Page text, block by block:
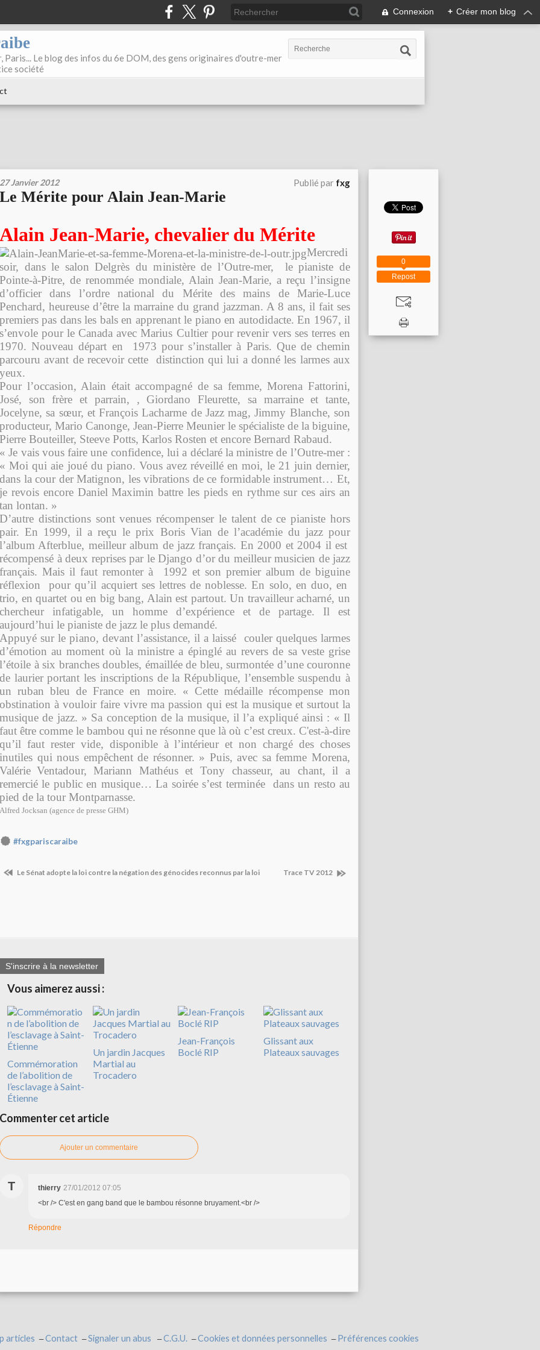
Connexion + Créer mon blog
Paris... Le blog des infos du 6e DOM, des gens originaires d'outre-mer
société
27 Janvier 2012 Publié par fxg
Le Mérite pour Alain Jean-Marie
Alain Jean-Marie, chevalier du Mérite
Mercredi
soir, dans le salon Delgrès du ministère de l’Outre-mer, le pianiste de
Pointe-à-Pitre, de renommée mondiale, Alain Jean-Marie, a reçu l’insigne
d’officier dans l’ordre national du Mérite des mains de Marie-Luce
Penchard, heureuse d’être la marraine du grand jazzman. A 8 ans, il fait ses
premiers pas dans les bals en apprenant le piano en autodidacte. En 1967, il
s’envole pour le Canada avec Marius Cultier pour revenir vers ses terres en
1970. Nouveau départ en 1973 pour s’installer à Paris. Que de chemin
parcouru avant de recevoir cette distinction qui lui a donné les larmes aux
yeux.
Pour l’occasion, Alain était accompagné de sa femme, Morena Fattorini,
José, son frère et parrain, , Giordano Fleurette, sa marraine et tante,
Jocelyne, sa sœur, et François Lacharme de Jazz mag, Jimmy Blanche, son
producteur, Mario Canonge, Jean-Pierre Meunier le spécialiste de la biguine,
Pierre Bouteiller, Steeve Potts, Karlos Rosten et encore Bernard Rabaud.
« Je vais vous faire une confidence, lui a déclaré la ministre de l’Outre-mer :
« Moi qui aie joué du piano. Vous avez réveillé en moi, le 21 juin dernier,
dans la cour der Matignon, les vibrations de ce formidable instrument… Et,
je revois encore Daniel Maximin battre les pieds en rythme sur ces airs an
tan lontan. »
D’autre distinctions sont venues récompenser le talent de ce pianiste hors
pair. En 1999, il a reçu le prix Boris Vian de l’académie du jazz pour
l’album Afterblue, meilleur album de jazz français. En 2000 et 2004 il est
récompensé à deux reprises par le Django d’or du meilleur musicien de jazz
français. Mais il faut remonter à 1992 et son premier album de biguine
réflexion pour qu’il acquiert ses lettres de noblesse. En solo, en duo, en
trio, en quartet ou en big bang, Alain est partout. Un travailleur acharné, un
chercheur infatigable, un homme d’expérience et de partage. Il est
aujourd’hui le pianiste de jazz le plus demandé.
Appuyé sur le piano, devant l’assistance, il a laissé couler quelques larmes
d’émotion au moment où la ministre a épinglé au revers de sa veste grise
l’étoile à six branches doubles, émaillée de bleu, surmontée d’une couronne
de laurier portant les inscriptions de la République, l’ensemble suspendu à
un ruban bleu de France en moire. « Cette médaille récompense mon
obstination à vouloir faire vivre ma passion qui est la musique et surtout la
musique de jazz. » Sa conception de la musique, il l’a expliqué ainsi : « Il
faut être comme le bambou qui ne résonne que là où c’est creux. C'est-à-dire
qu’il faut rester vide, disponible à l’intérieur et non chargé des choses
inutiles qui nous empêchent de résonner. » Puis, avec sa femme Morena,
Valérie Ventadour, Mariann Mathéus et Tony chasseur, au chant, il a
remercié le public en musique… La soirée s’est terminée dans un resto au
pied de la tour Montparnasse.
Alfred Jocksan (agence de presse GHM)
#fxgpariscaraibe
Le Sénat adopte la loi contre la négation des génocides reconnus par la loi Trace TV 2012
S'inscrire à la newsletter
Vous aimerez aussi :
Commémoration
de l’abolition de
l’esclavage à Saint-
Étienne
Un jardin Jacques
Martial au
Trocadero
Jean-François
Boclé RIP
Glissant aux
Plateaux sauvages
Commenter cet article
Ajouter un commentaire
T thierry 27/01/2012 07:05
<br /> C'est en gang band que le bambou résonne bruyament.<br />
Répondre
Repost
0
articles Contact Signaler un abus C.G.U. Cookies et données personnelles Préférences cookies